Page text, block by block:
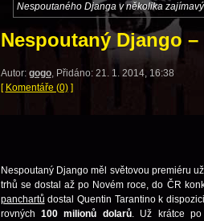
Nespoutaného Djanga v několika
Nespoutaný Django
Autor: gogo, Přidáno: 21. 1. 2014, 16:38
[ Komentáře (0)]
Nespoutaný Django měl světovou premiéru už
trhů se dostal až po Novém roce, do ČR
panchartů dostal Quentin Tarantino k
rovných 100 milionů dolarů. Už krátce